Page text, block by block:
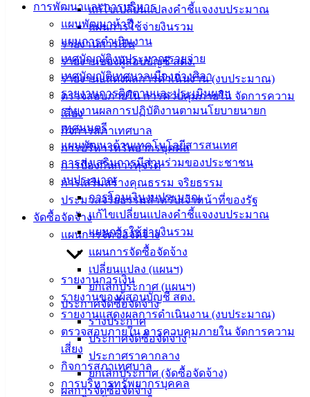
แก้ไขเปลี่ยนแปลงคำชี้แจงงบประมาณ
แผนการใช้จ่ายงินรวม
รายงานการเงิน
รายงานของผู้สอบบัญชี สตง.
รายงานแสดงผลการดำเนินงาน (งบประมาณ)
ตรวจสอบภายใน การควบคุมภายใน จัดการความ
เสี่ยง
กิจการสภาเทศบาล
การบริหารทรัพยากรบุคคล
การป้องกันการทุจริต
การเสริมสร้างคุณธรรม จริยธรรม
ประมวลจริยธรรมสำหรับเจ้าหน้าที่ของรัฐ
จัดซื้อจัดจ้าง
แผนการจัดซื้อจัดจ้าง
แผนการจัดซื้อจัดจ้าง
เปลี่ยนแปลง (แผนฯ)
ยกเลิกประกาศ (แผนฯ)
ประกาศจัดซื้อจัดจ้าง
ร่างประกาศ
ประกาศจัดซื้อจัดจ้าง
ประกาศราคากลาง
ยกเลิกประกาศ (จัดซื้อจัดจ้าง)
ผลการจัดซื้อจัดจ้าง
การพัฒนาและการบริหาร
แผนพัฒนาห้าปี
แผนการดำเนินงาน
เทศบัญญัติงบประมาณรายจ่าย
เทศบัญญัติเทศบาลเมืองอ่างศิลา
รายงานการติดตามและประเมินผลฯ
รายงานผลการปฏิบัติงานตามนโยบายนายก
เทศมนตรี
แผนพัฒนาด้านเทคโนโลยีสารสนเทศ
การส่งเสริมการมีส่วนร่วมของประชาชน
งบประมาณ
การโอนเงินงบประมาณ
แก้ไขเปลี่ยนแปลงคำชี้แจงงบประมาณ
แผนการใช้จ่ายงินรวม
รายงานการเงิน
รายงานของผู้สอบบัญชี สตง.
รายงานแสดงผลการดำเนินงาน (งบประมาณ)
ตรวจสอบภายใน การควบคุมภายใน จัดการความ
เสี่ยง
กิจการสภาเทศบาล
การบริหารทรัพยากรบุคคล
คู่มือการ
ปฏิบัติ
งาน
ข่าวสาร
น่ารู้
ศุนย์
ข้อมูล
ข่าวสาร
อิเล็กทรอนิกส์
องค์
ความรู้
(Knowledge
Management)
สายตรง
ประวัติ
เทศบาล
ผู้บริหาร
และ